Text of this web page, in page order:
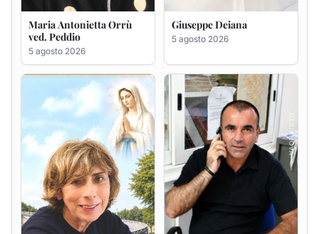
Rosa Maria Usai ved.
D'Attellis
5 agosto 2026
Bastianino Taras
4 agosto 2026